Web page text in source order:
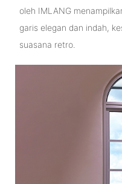
oleh IMLANG
garis elegan dan indah,
suasana retro.